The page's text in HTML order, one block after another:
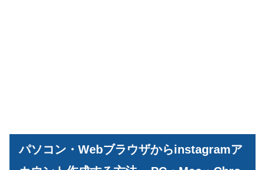
パソコン・Webブラウザからinstagramア